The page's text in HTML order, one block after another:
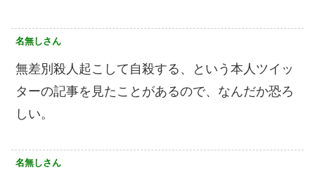
名無しさん
無差別殺人起こして自殺する、という本人ツイッ
ターの記事を見たことがあるので、なんだか恐ろ
しい。
名無しさん